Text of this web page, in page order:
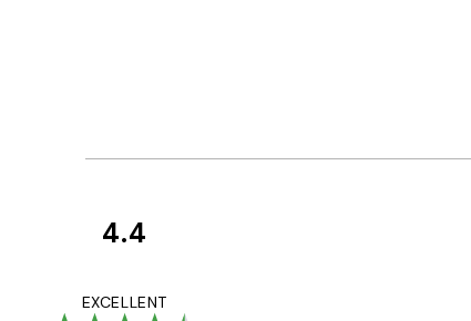
4.4
EXCELLENT